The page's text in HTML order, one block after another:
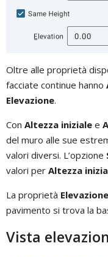
Oltre alle proprietà
facciate continue hanno
Elevazione.
Con Altezza iniziale e
del muro alle sue
valori diversi. L’opzione
valori per Altezza
La proprietà Elevazione
pavimento si trova la
Vista